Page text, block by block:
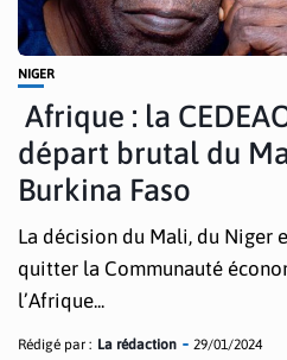
NIGER
Afrique : la
départ brutal du
Burkina Faso
La décision du Mali, du Niger
quitter la Communauté
l’Afrique...
Rédigé par : La rédaction 29/01/2024